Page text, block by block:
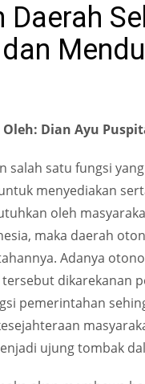
Oleh: Dian Ayu
salah satu fungsi
menyediakan
oleh
maka daerah
Adanya
dikarekanan
pemerintahan
ujung tombak